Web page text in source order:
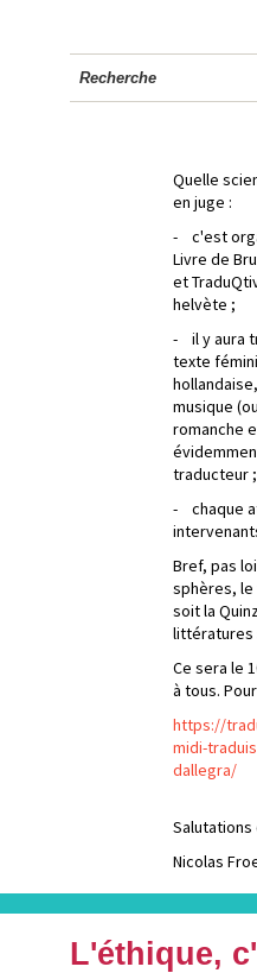
Recherche
Quelle
en juge :
- c'est
Livre de
et
helvète ;
- il y aura
texte
musique
romanche
traducteur ;
- chaque
Bref, pas
sphères, le
soit la
littératures
Ce sera le
à tous.
https://
midi-
dallegra/
Salutations
Nicolas
L'éthique,